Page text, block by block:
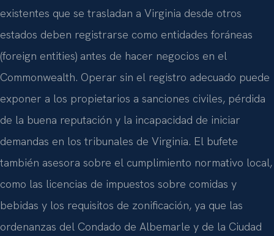
existentes que se trasladan a Virginia desde otros
estados deben registrarse como entidades foráneas
(foreign entities) antes de hacer negocios en el
Commonwealth. Operar sin el registro adecuado puede
exponer a los propietarios a sanciones civiles, pérdida
de la buena reputación y la incapacidad de iniciar
demandas en los tribunales de Virginia. El bufete
también asesora sobre el cumplimiento normativo local,
como las licencias de impuestos sobre comidas y
bebidas y los requisitos de zonificación, ya que las
ordenanzas del Condado de Albemarle y de la Ciudad